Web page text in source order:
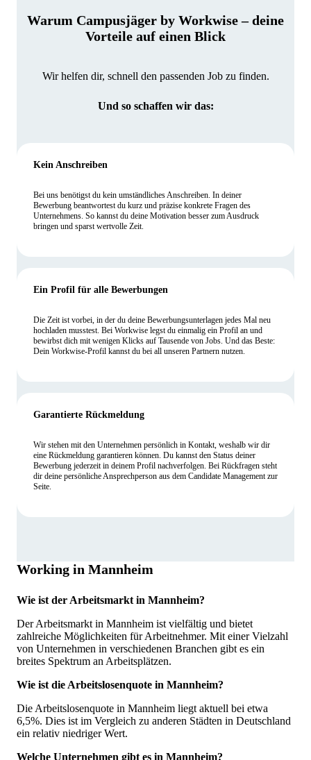
Warum Campusjäger by Workwise – deine
Vorteile auf einen Blick
Wir helfen dir, schnell den passenden Job zu finden.
Und so schaffen wir das:
Kein Anschreiben
Bei uns benötigst du kein umständliches Anschreiben. In deiner
Bewerbung beantwortest du kurz und präzise konkrete Fragen des
Unternehmens. So kannst du deine Motivation besser zum Ausdruck
bringen und sparst wertvolle Zeit.
Ein Profil für alle Bewerbungen
Die Zeit ist vorbei, in der du deine Bewerbungsunterlagen jedes Mal neu
hochladen musstest. Bei Workwise legst du einmalig ein Profil an und
bewirbst dich mit wenigen Klicks auf Tausende von Jobs. Und das Beste:
Dein Workwise-Profil kannst du bei all unseren Partnern nutzen.
Garantierte Rückmeldung
Wir stehen mit den Unternehmen persönlich in Kontakt, weshalb wir dir
eine Rückmeldung garantieren können. Du kannst den Status deiner
Bewerbung jederzeit in deinem Profil nachverfolgen. Bei Rückfragen steht
dir deine persönliche Ansprechperson aus dem Candidate Management zur
Seite.
Working in Mannheim
Wie ist der Arbeitsmarkt in Mannheim?
Der Arbeitsmarkt in Mannheim ist vielfältig und bietet
zahlreiche Möglichkeiten für Arbeitnehmer. Mit einer Vielzahl
von Unternehmen in verschiedenen Branchen gibt es ein
breites Spektrum an Arbeitsplätzen.
Wie ist die Arbeitslosenquote in Mannheim?
Die Arbeitslosenquote in Mannheim liegt aktuell bei etwa
6,5%. Dies ist im Vergleich zu anderen Städten in Deutschland
ein relativ niedriger Wert.
Welche Unternehmen gibt es in Mannheim?